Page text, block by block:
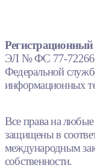
Регистрационный
ЭЛ № ФС 77-72266
Федеральной
информационных
Все права на
защищены в
международным
собственности.